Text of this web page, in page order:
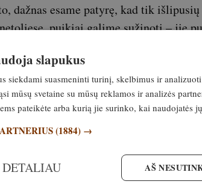
dažnas esame patyrę, kad tik
puikiai galime sužinoti – jie
dėl šūkavimų ir pasitraukusių toliau
atsitikimų. Tačiau pastaruoju
kategorija – gamtos fotografai.
fotografą. Patikėkite – tokios
vienoje vietoje turėtų pavydėti ne
nes pagauti tokius išskirtinius, visų
tikrai didelio pasiruošimo ir įgudimo.
principas, kad jų buvimo gamtoje turi
slapukus
siekdami suasmeninti turinį, skelbimus ir
mūsų svetaine su mūsų reklamos ir analizės
pateikėte arba kurią jie surinko, kai naudojatės
(1884) →
AŠ
DETALIAU